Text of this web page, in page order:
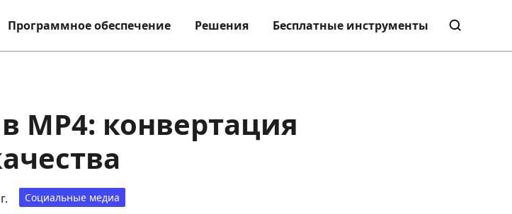
Программное обеспечение Решения Бесплатные инструменты
MP4: конвертация
Социальные медиа